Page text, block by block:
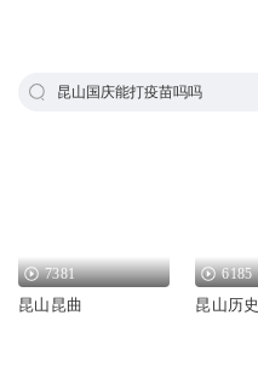
昆山国庆能打疫苗吗吗
7381
昆山昆曲
6185
昆山历史